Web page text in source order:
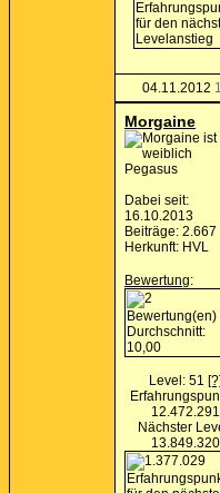
04.11.2012
Morgaine
Pegasus
Dabei seit:
16.10.2013
Beiträge: 2.667
Herkunft: HVL
Bewertung:
Level: 51 [?]
12.472.291
Nächster
13.849.320